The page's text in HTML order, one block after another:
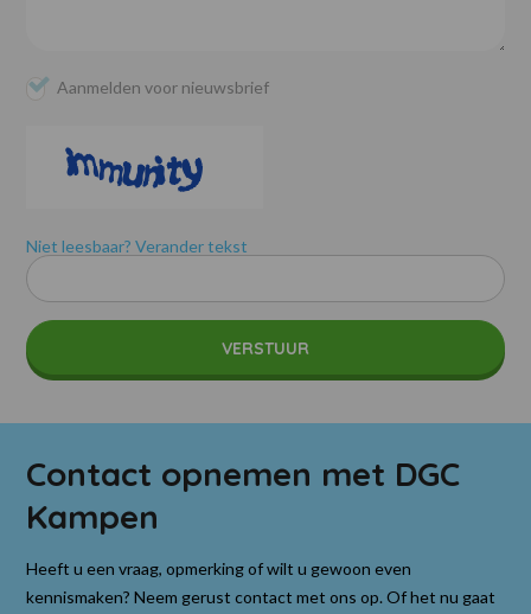
Aanmelden voor nieuwsbrief
Niet leesbaar? Verander tekst
Contact opnemen met DGC
Kampen
Heeft u een vraag, opmerking of wilt u gewoon even
kennismaken? Neem gerust contact met ons op. Of het nu gaat